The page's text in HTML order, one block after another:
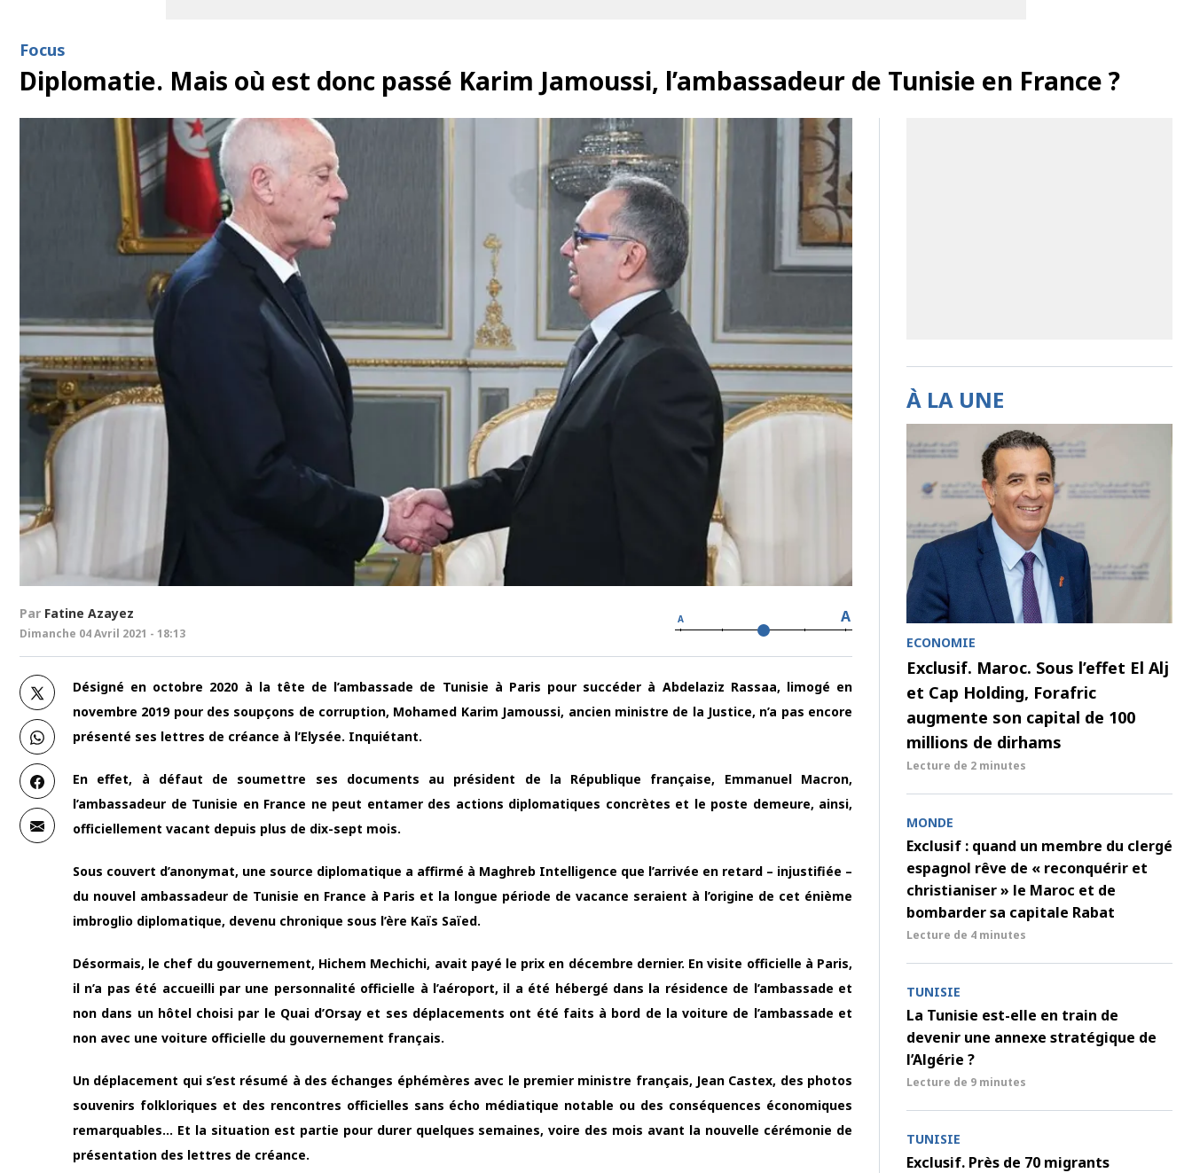
Focus
Diplomatie. Mais où est donc passé Karim Jamoussi, l’ambassadeur de Tunisie en France ?
Par Fatine Azayez
Dimanche 04 Avril 2021 - 18:13
A A
Désigné en octobre 2020 à la tête de l’ambassade de Tunisie à Paris pour succéder à Abdelaziz Rassaa, limogé en
novembre 2019 pour des soupçons de corruption, Mohamed Karim Jamoussi, ancien ministre de la Justice, n’a pas encore
présenté ses lettres de créance à l’Elysée. Inquiétant.
En effet, à défaut de soumettre ses documents au président de la République française, Emmanuel Macron,
l’ambassadeur de Tunisie en France ne peut entamer des actions diplomatiques concrètes et le poste demeure, ainsi,
officiellement vacant depuis plus de dix-sept mois.
Sous couvert d’anonymat, une source diplomatique a affirmé à Maghreb Intelligence que l’arrivée en retard – injustifiée –
du nouvel ambassadeur de Tunisie en France à Paris et la longue période de vacance seraient à l’origine de cet énième
imbroglio diplomatique, devenu chronique sous l’ère Kaïs Saïed.
Désormais, le chef du gouvernement, Hichem Mechichi, avait payé le prix en décembre dernier. En visite officielle à Paris,
il n’a pas été accueilli par une personnalité officielle à l’aéroport, il a été hébergé dans la résidence de l’ambassade et
non dans un hôtel choisi par le Quai d’Orsay et ses déplacements ont été faits à bord de la voiture de l’ambassade et
non avec une voiture officielle du gouvernement français.
Un déplacement qui s’est résumé à des échanges éphémères avec le premier ministre français, Jean Castex, des photos
souvenirs folkloriques et des rencontres officielles sans écho médiatique notable ou des conséquences économiques
remarquables… Et la situation est partie pour durer quelques semaines, voire des mois avant la nouvelle cérémonie de
présentation des lettres de créance.
À LA UNE
ECONOMIE
Exclusif. Maroc. Sous l’effet El Alj
et Cap Holding, Forafric
augmente son capital de 100
millions de dirhams
Lecture de 2 minutes
MONDE
Exclusif : quand un membre du clergé
espagnol rêve de « reconquérir et
christianiser » le Maroc et de
bombarder sa capitale Rabat
Lecture de 4 minutes
TUNISIE
La Tunisie est-elle en train de
devenir une annexe stratégique de
l’Algérie ?
Lecture de 9 minutes
TUNISIE
Exclusif. Près de 70 migrants